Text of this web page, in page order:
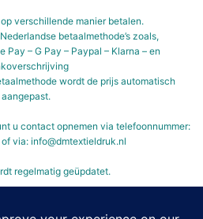
verschillende manier betalen.
betaalmethode’s zoals,
Pay – G Pay – Paypal – Klarna – en
wordt de prijs automatisch
aangepast.
u contact opnemen via telefoonnummer:
via: info@dmtextieldruk.nl
regelmatig geüpdatet.